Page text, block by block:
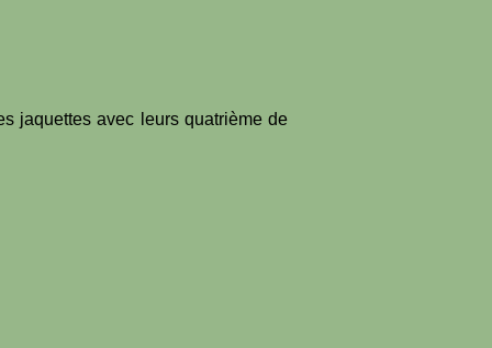
jaquettes avec leurs quatrième de